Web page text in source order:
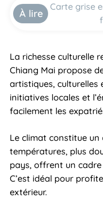
À lire
Carte grise
La richesse culturelle
Chiang Mai propose
artistiques, culturelles
initiatives locales et
facilement les
Le climat constitue
températures, plus
pays, offrent un
C’est idéal pour
extérieur.